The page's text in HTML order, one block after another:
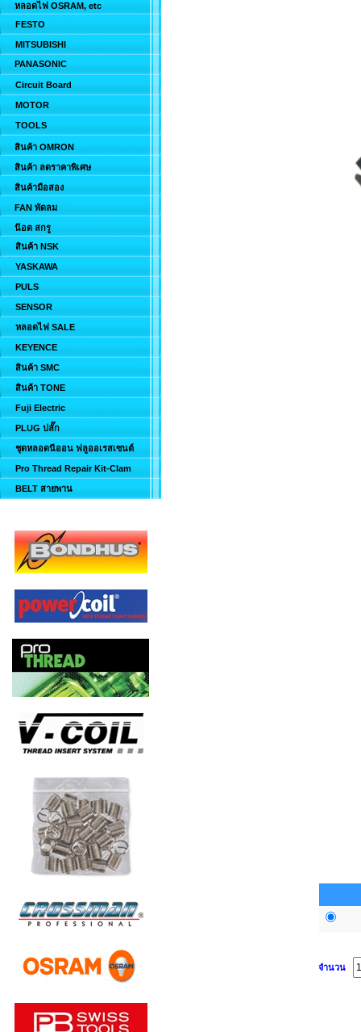
หลอดไฟ OSRAM, etc
FESTO
MITSUBISHI
PANASONIC
Circuit Board
MOTOR
TOOLS
สินค้า OMRON
สินค้า ลดราคาพิเศษ
สินค้ามือสอง
FAN พัดลม
น๊อต สกรู
สินค้า NSK
YASKAWA
PULS
SENSOR
หลอดไฟ SALE
KEYENCE
สินค้า SMC
สินค้า TONE
Fuji Electric
PLUG ปลั๊ก
ชุดหลอดนีออน ฟลูออเรสเซนต์
Pro Thread Repair Kit-Clam
BELT สายพาน
จำนวน